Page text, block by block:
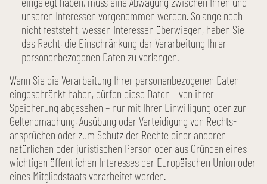
unseren Interessen vorgenommen werden. Solange noch
nicht feststeht, wessen Interessen überwiegen, haben Sie
das Recht, die Einschränkung der Verarbeitung Ihrer
personen­bezogenen Daten zu verlangen.
Wenn Sie die Verarbeitung Ihrer personen­bezogenen Daten
eingeschränkt haben, dürfen diese Daten – von ihrer
Speicherung abgesehen – nur mit Ihrer Einwilligung oder zur
Geltend­machung, Ausübung oder Verteidigung von Rechts­
ansprüchen oder zum Schutz der Rechte einer anderen
natürlichen oder juristischen Person oder aus Gründen eines
wichtigen öffentlichen Interesses der Europäischen Union oder
eines Mitglied­staats verarbeitet werden.